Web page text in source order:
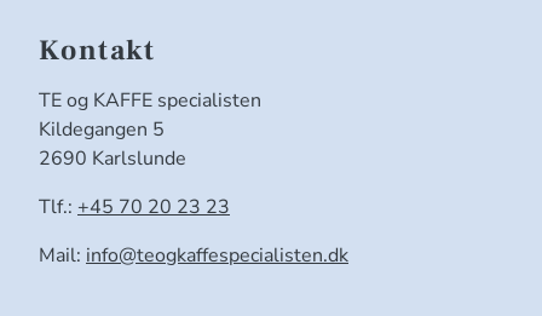
Kontakt
TE og KAFFE specialisten
Kildegangen 5
2690 Karlslunde
Tlf.: +45 70 20 23 23
Mail: info@teogkaffespecialisten.dk